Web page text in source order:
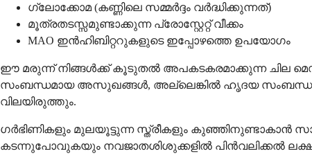
ഗ്ലോക്കോമ (കണ്ണിലെ സമ്മർദ്ദം വർദ്ധിക്കുന്നത്)
മൂത്രതടസ്സമുണ്ടാക്കുന്ന പ്രോസ്റ്റേറ്റ് വീക്കം
MAO ഇൻഹിബിറ്ററുകളുടെ ഇപ്പോഴത്തെ ഉപയോഗം
ഈ മരുന്ന് നിങ്ങൾക്ക് കൂടുതൽ അപകടകരമാക്കുന്ന ചില
സംബന്ധമായ അസുഖങ്ങൾ, അല്ലെങ്കിൽ ഹൃദയ
വിലയിരുത്തും.
ഗർഭിണികളും മുലയൂട്ടുന്ന സ്ത്രീകളും കുഞ്ഞിനുണ്ടാകാൻ
കടന്നുപോവുകയും നവജാതശിശുക്കളിൽ പിൻവലിക്കൽ